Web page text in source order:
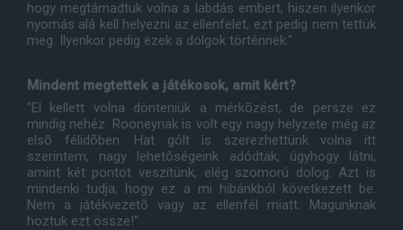
hogy megtámadtuk volna a labdás embert, hiszen ilyenkor
nyomás alá kell helyezni az ellenfelet, ezt pedig nem tettük
meg. Ilyenkor pedig ezek a dolgok történnek."
Mindent megtettek a játékosok, amit kért?
"El kellett volna dönteniük a mérkõzést, de persze ez
mindig nehéz. Rooneynak is volt egy nagy helyzete még az
elsõ félidõben. Hat gólt is szerezhettünk volna itt
szerintem, nagy lehetõségeink adódtak, úgyhogy látni,
amint két pontot veszítünk, elég szomorú dolog. Azt is
mindenki tudja, hogy ez a mi hibánkból következett be.
Nem a játékvezetõ vagy az ellenfél miatt. Magunknak
hoztuk ezt össze!"